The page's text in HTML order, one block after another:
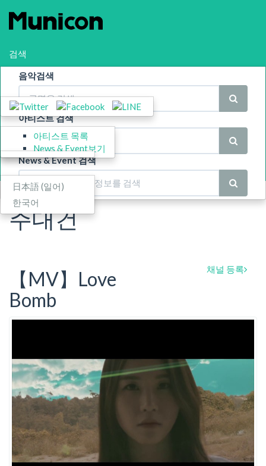
검색
음악검색
아티스트 검색
News & Event 검색
공유
Menu(메뉴)
아티스트 목록
News & Event보기
스폰서 기업
Language
日本語(일어)
한국어
주대건
【MV】Love
Bomb
채널 등록